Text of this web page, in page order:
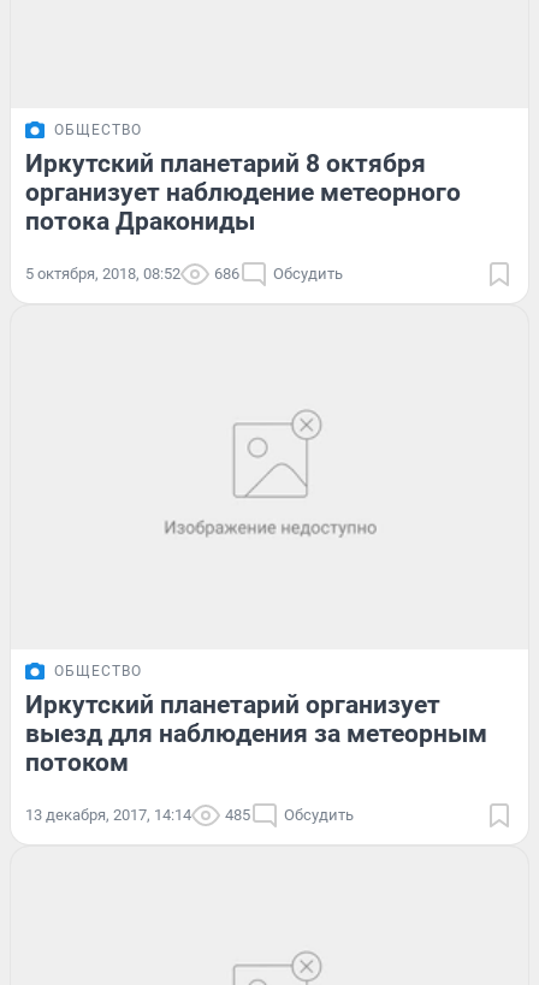
ОБЩЕСТВО
Иркутский планетарий 8 октября
организует наблюдение метеорного
потока Дракониды
5 октября, 2018, 08:52 686 Обсудить
ОБЩЕСТВО
Иркутский планетарий организует
выезд для наблюдения за метеорным
потоком
13 декабря, 2017, 14:14 485 Обсудить